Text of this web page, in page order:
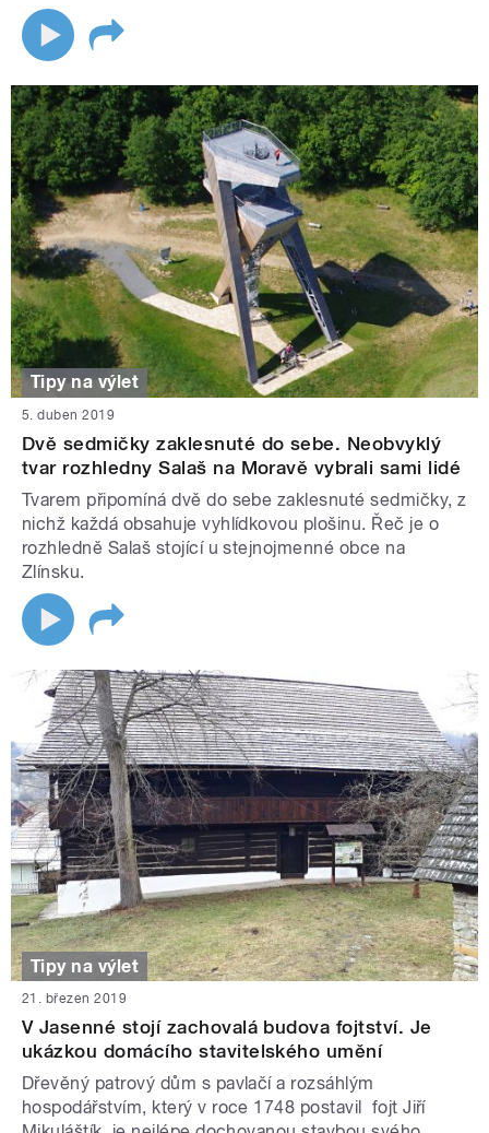
Tipy na výlet
5. duben 2019
Dvě sedmičky zaklesnuté do sebe. Neobvyklý
tvar rozhledny Salaš na Moravě vybrali sami lidé
Tvarem připomíná dvě do sebe zaklesnuté sedmičky, z
nichž každá obsahuje vyhlídkovou plošinu. Řeč je o
rozhledně Salaš stojící u stejnojmenné obce na
Zlínsku.
Tipy na výlet
21. březen 2019
V Jasenné stojí zachovalá budova fojtství. Je
ukázkou domácího stavitelského umění
Dřevěný patrový dům s pavlačí a rozsáhlým
hospodářstvím, který v roce 1748 postavil fojt Jiří